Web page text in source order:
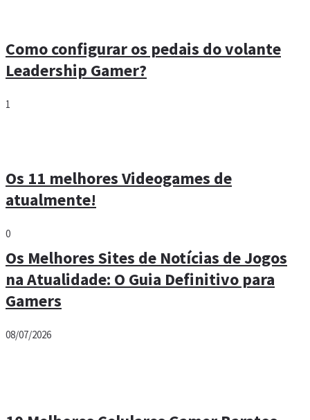
Como configurar os pedais do volante
Leadership Gamer?
1
Os 11 melhores Videogames de
atualmente!
0
Os Melhores Sites de Notícias de Jogos
na Atualidade: O Guia Definitivo para
Gamers
08/07/2026